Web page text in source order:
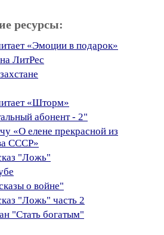
ресурсы:
«Эмоции в подарок»
ЛитРес
«Шторм»
абонент - 2"
«О елене прекрасной из
СССР»
"Ложь"
о войне"
"Ложь" часть 2
"Стать богатым"